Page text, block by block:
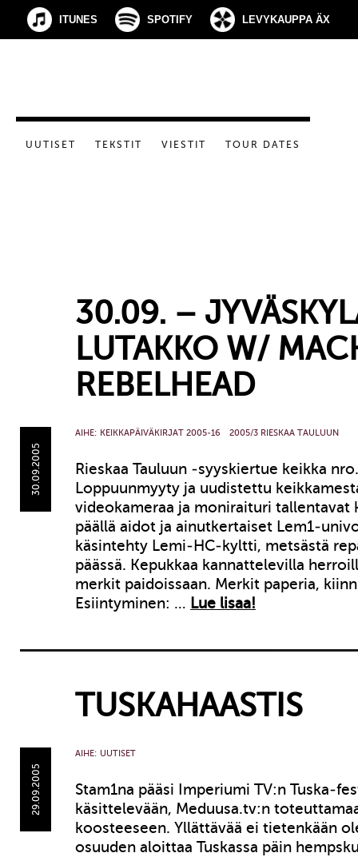
ITUNES SPOTIFY LEVYKAUPPA ÄX
UUTISET TEKSTIT VIESTIT TOUR DATES
30.09. –
LUTAKKO W/
REBELHEAD
30.09.2005
AIHE: KEIKKAPÄIVÄKIRJAT 2005-16 2005/3 RIESKAA TAULUUN
Rieskaa Tauluun -syyskiertue keikka
Loppuunmyyty ja uudistettu
videokameraa ja moniraituri tallentavat
päällä aidot ja ainutkertaiset Lem1-
käsintehty Lemi-HC-kyltti, metsästä
päässä. Kepukkaa kannattelevilla
merkit paidoissaan. Merkit paperia,
Esiintyminen: … Lue lisaa!
TUSKAHAASTIS
29.09.2005
AIHE: UUTISET
Stam1na pääsi Imperiumi TV:n Tuska-
käsittelevään, Meduusa.tv:n
koosteeseen. Yllättävää ei tietenkään
osuuden aloittaa Tuskassa päin